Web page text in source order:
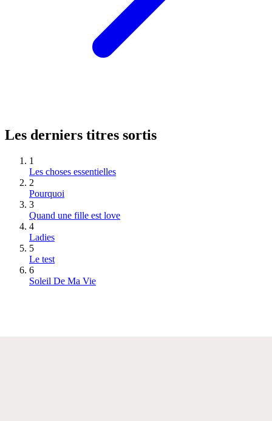
Les derniers titres sortis
1
Les choses essentielles
2
Pourquoi
3
Quand une fille est love
4
Ladies
5
Le test
6
Soleil De Ma Vie